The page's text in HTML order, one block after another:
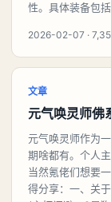
性。具体装备包
2026-02-07 ·
文章
元气唤灵师佛
元气唤灵师作为
期啥都有。个人
当然氪佬们想要
得分享：一、关